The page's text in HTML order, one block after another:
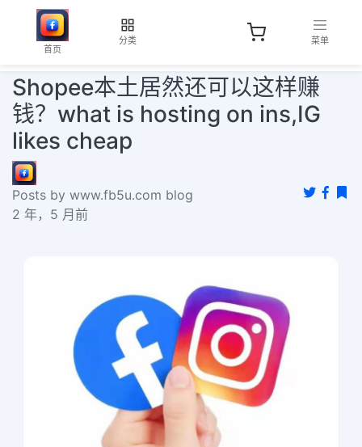
首页
分类 菜单
Shopee本土居然还可以这样赚
钱？what is hosting on ins,IG
likes cheap
Posts by www.fb5u.com blog
2 年，5 月前